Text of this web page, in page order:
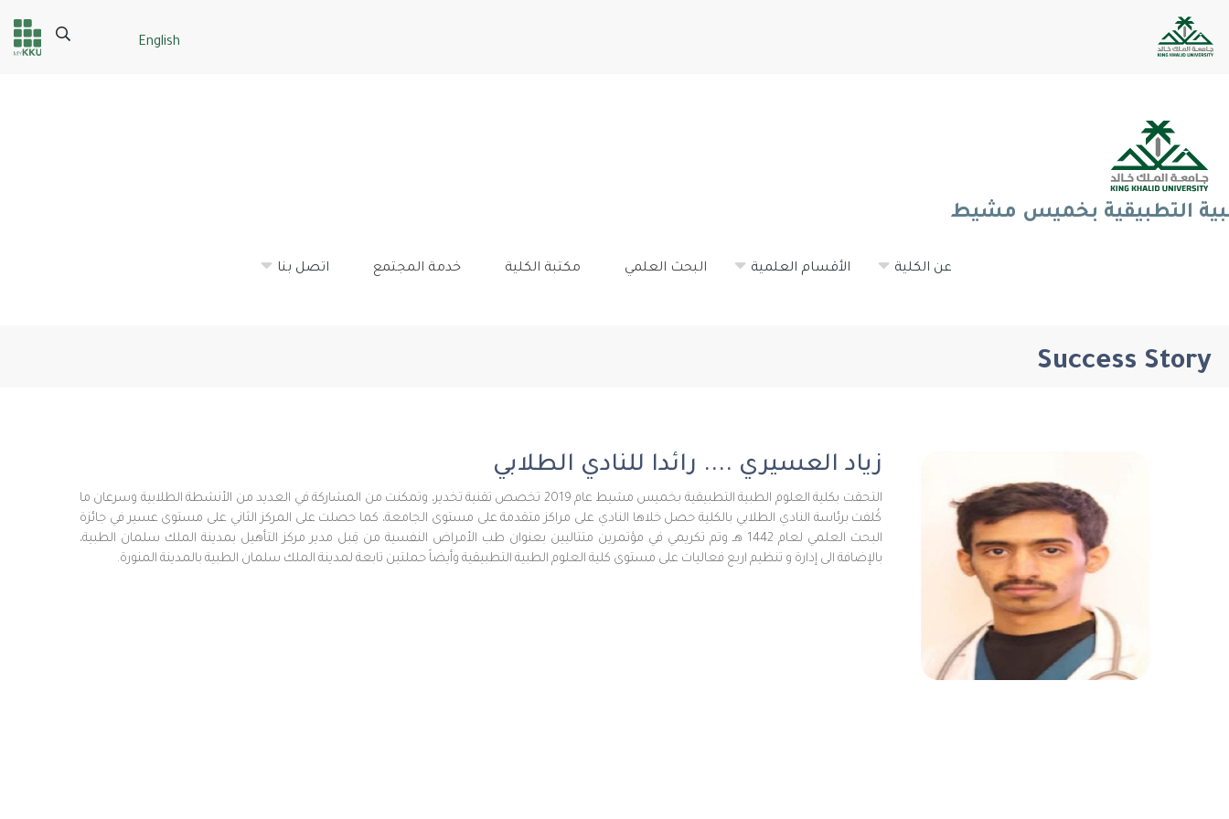
English
Header
Main Menu
Search
التطبيقية بخميس مشيط
عن الكلية الأقسام العلمية البحث العلمي مكتبة الكلية خدمة المجتمع اتصل بنا
Success Story
زياد العسيري .... رائدا للنادي الطلابي
التحقت بكلية العلوم الطبية التطبيقية بخميس مشيط عام 2019 تخصص تقنية تخدير، وتمكنت من المشاركة في العديد من الأنشطة الطلابية وسرعان ما
كُلفت برئاسة النادي الطلابي بالكلية حصل خلاها النادي على مراكز متقدمة على مستوى الجامعة، كما حصلت على المركز الثاني على مستوى عسير في جائزة
البحث العلمي لعام 1442 هـ وتم تكريمي في مؤتمرين متتاليين بعنوان طب الأمراض النفسية من قِبل مدير مركز التأهيل بمدينة الملك سلمان الطبية،
بالإضافة الى إدارة و تنظيم اربع فعاليات على مستوى كلية العلوم الطبية التطبيقية وأيضاً حملتين تابعة لمدينة الملك سلمان الطبية بالمدينة المنورة.